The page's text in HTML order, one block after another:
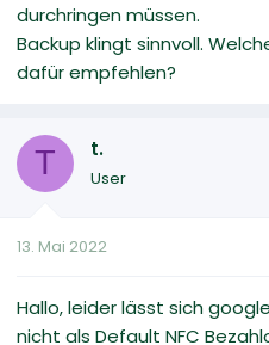
durchringen müssen.
Backup klingt sinnvoll.
dafür empfehlen?
T t.
User
13. Mai 2022
Hallo, leider lässt sich
nicht als Default NFC